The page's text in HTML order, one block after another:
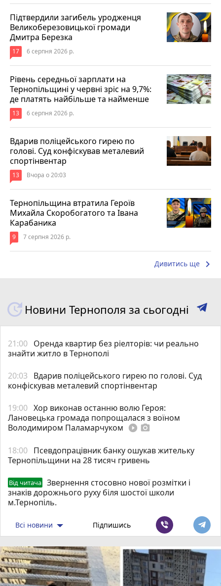
Підтвердили загибель уродженця
Великоберезовицької громади
Дмитра Березка
17 6 серпня 2026 р.
Рівень середньої зарплати на
Тернопільщині у червні зріс на 9,7%:
де платять найбільше та найменше
13 6 серпня 2026 р.
Вдарив поліцейського гирею по
голові. Суд конфіскував металевий
спортінвентар
13 Вчора о 20:03
Тернопільщина втратила Героїв
Михайла Скоробогатого та Івана
Карабаника
9 7 серпня 2026 р.
Дивитись ще keyboard_arrow_right
Новини Тернополя за сьогодні
21:00 Оренда квартир без ріелторів: чи реально
знайти житло в Тернополі
20:03
Вдарив поліцейського гирею по голові. Суд
конфіскував металевий спортінвентар
19:00 Хор виконав останню волю Героя:
Лановецька громада попрощалася з воїном
Володимиром Паламарчуком play_circle_filled photo_camera
18:00 Псевдопрацівник банку ошукав жительку
Тернопільщини на 28 тисяч гривень
Від читача
Звернення стосовно нової розмітки і
знаків дорожнього руху біля шостої школи
м.Тернопіль.
Всі новини Підпишись